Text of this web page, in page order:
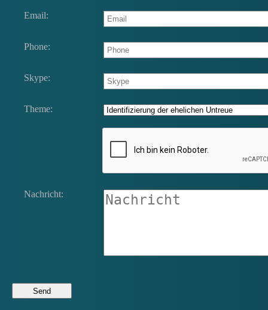
Email:
Phone:
Skype:
Theme:
Nachricht: